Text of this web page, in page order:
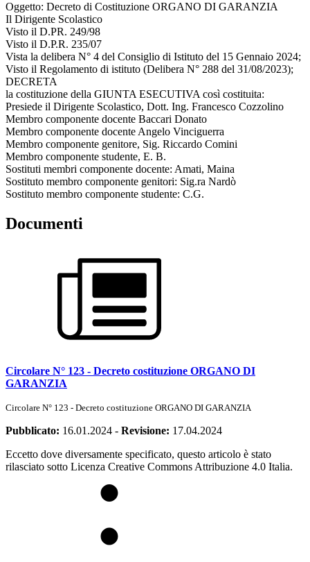
Oggetto: Decreto di Costituzione ORGANO DI GARANZIA
Il Dirigente Scolastico
Visto il D.PR. 249/98
Visto il D.P.R. 235/07
Vista la delibera N° 4 del Consiglio di Istituto del 15 Gennaio 2024;
Visto il Regolamento di istituto (Delibera N° 288 del 31/08/2023);
DECRETA
la costituzione della GIUNTA ESECUTIVA così costituita:
Presiede il Dirigente Scolastico, Dott. Ing. Francesco Cozzolino
Membro componente docente Baccari Donato
Membro componente docente Angelo Vinciguerra
Membro componente genitore, Sig. Riccardo Comini
Membro componente studente, E. B.
Sostituti membri componente docente: Amati, Maina
Sostituto membro componente genitori: Sig.ra Nardò
Sostituto membro componente studente: C.G.
Documenti
Circolare N° 123 - Decreto costituzione ORGANO DI
GARANZIA
Circolare N° 123 - Decreto costituzione ORGANO DI GARANZIA
Pubblicato: 16.01.2024 - Revisione: 17.04.2024
Eccetto dove diversamente specificato, questo articolo è stato
rilasciato sotto Licenza Creative Commons Attribuzione 4.0 Italia.